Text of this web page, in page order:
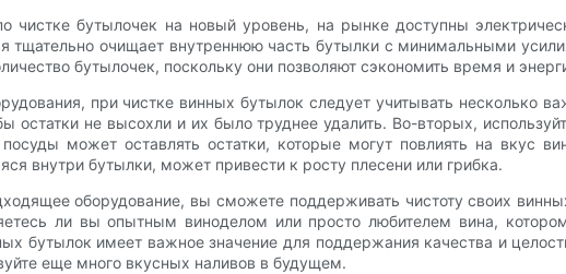
чистке бутылочек на новый уровень, на рынке доступны
очищает внутреннюю часть бутылки с минимальными
бутылочек, поскольку они позволяют сэкономить время и
при чистке винных бутылок следует учитывать несколько
остатки не высохли и их было труднее удалить. Во-вторых,
может оставлять остатки, которые могут повлиять на вкус
внутри бутылки, может привести к росту плесени или грибка.
оборудование, вы сможете поддерживать чистоту своих
ли вы опытным виноделом или просто любителем вина,
бутылок имеет важное значение для поддержания качества и
еще много вкусных наливов в будущем.